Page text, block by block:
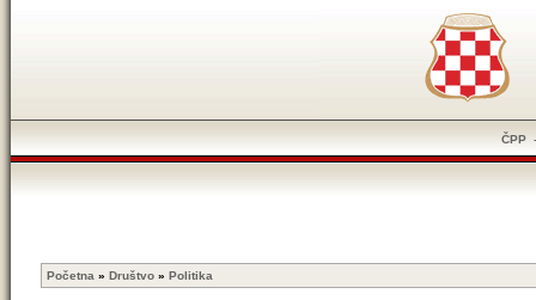
ČPP
Početna » Društvo » Politika